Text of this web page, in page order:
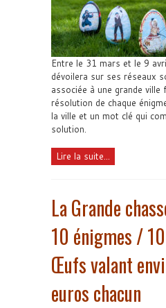
Entre le 31 mars et le 9
dévoilera sur ses réseaux
associée à une grande ville
résolution de chaque
la ville et un mot clé qui
solution.
Lire la suite...
La Grande
10 énigmes /
Œufs valant
euros chacun